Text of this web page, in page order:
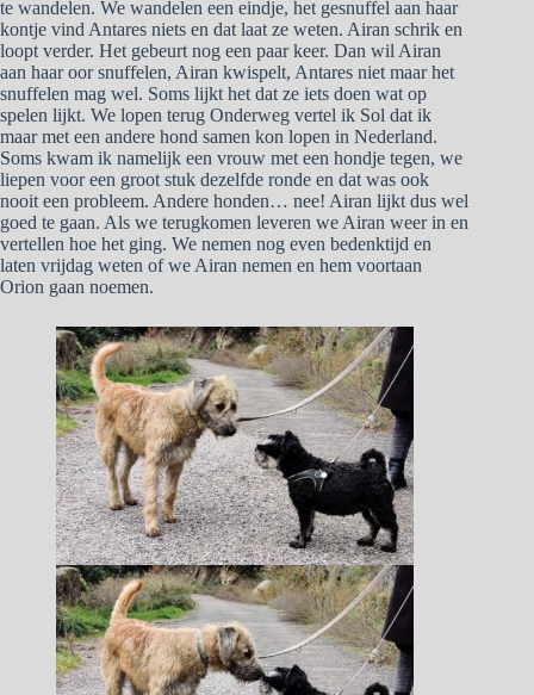
te wandelen. We wandelen een eindje, het gesnuffel aan haar
kontje vind Antares niets en dat laat ze weten. Airan schrik en
loopt verder. Het gebeurt nog een paar keer. Dan wil Airan
aan haar oor snuffelen, Airan kwispelt, Antares niet maar het
snuffelen mag wel. Soms lijkt het dat ze iets doen wat op
spelen lijkt. We lopen terug Onderweg vertel ik Sol dat ik
maar met een andere hond samen kon lopen in Nederland.
Soms kwam ik namelijk een vrouw met een hondje tegen, we
liepen voor een groot stuk dezelfde ronde en dat was ook
nooit een probleem. Andere honden… nee! Airan lijkt dus wel
goed te gaan. Als we terugkomen leveren we Airan weer in en
vertellen hoe het ging. We nemen nog even bedenktijd en
laten vrijdag weten of we Airan nemen en hem voortaan
Orion gaan noemen.